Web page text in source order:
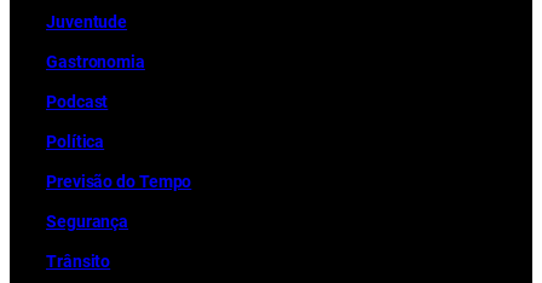
Juventude
Gastronomia
Podcast
Política
Previsão do Tempo
Segurança
Trânsito